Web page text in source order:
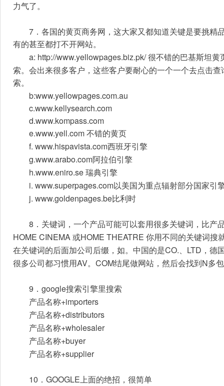
力气了。
7 ．各国的黄页商务网，这大家又都知道关键是要挑
有的甚至都打不开网站。
a: http://www.yellowpages.biz.pk/ 很不错的巴基斯坦黄
索。会出来很多客户，这些客户要耐心的一个一个去点击
索。
b:www.yellowpages.com.au
c.www.kellysearch.com
d.www.kompass.com
e.www.yell.com 不错的黄页
f. www.hispavista.com西班牙引擎
g.www.arabo.com阿拉伯引擎
h.www.eniro.se 瑞典引擎
i. www.superpages.com以美国为重点辐射部分国家引
j. www.goldenpages.be比利时
8 ．关键词，一个产品可能可以套用很多关键词，比产
HOME CINEMA 或HOME THEATRE 你用不同的关键词搜
在关键词的后面加公司后缀，如。 中国的是CO. LTD ，德
很多公司都习惯用AV。 COM结尾做网站，然后会找到 N多
9 ． google搜索引擎里搜索
产品名称+importers
产品名称+distributors
产品名称+wholesaler
产品名称+buyer
产品名称+supplier
10 ． GOOGLE 上面的绝招，很简单